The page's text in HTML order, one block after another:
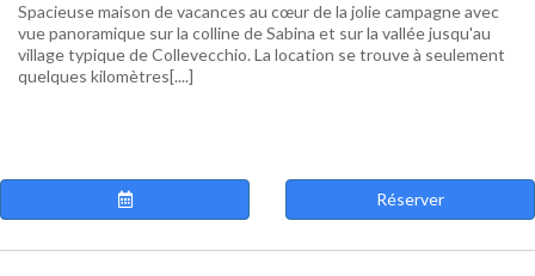
Spacieuse maison de vacances au cœur de la jolie campagne avec
vue panoramique sur la colline de Sabina et sur la vallée jusqu'au
village typique de Collevecchio. La location se trouve à seulement
quelques kilomètres[....]
Réserver